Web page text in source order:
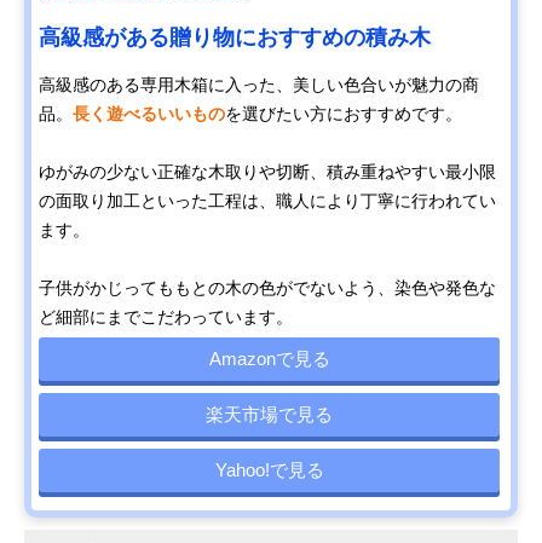
高級感がある贈り物におすすめの積み木
高級感のある専用木箱に入った、美しい色合いが魅力の商
品。 長く遊べるいいものを選びたい方におすすめです。
ゆがみの少ない正確な木取りや切断、積み重ねやすい最小限
の面取り加工といった工程は、職人により丁寧に行われてい
ます。
子供がかじってももとの木の色がでないよう、染色や発色な
ど細部にまでこだわっています。
Amazonで見る
楽天市場で見る
Yahoo!で見る